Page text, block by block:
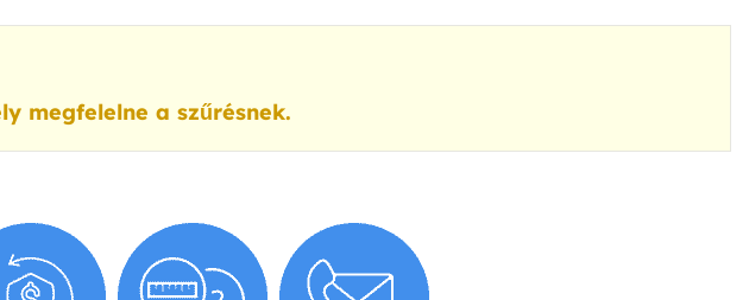
megfelelne a szűrésnek.